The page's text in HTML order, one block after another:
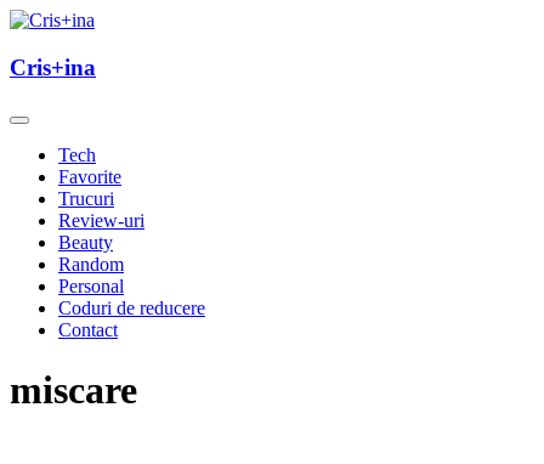
Skip
content
Cris+ina
Cris+ina
Tech
Favorite
Trucuri
Review-uri
Beauty
Random
Personal
Coduri de reducere
Contact
miscare